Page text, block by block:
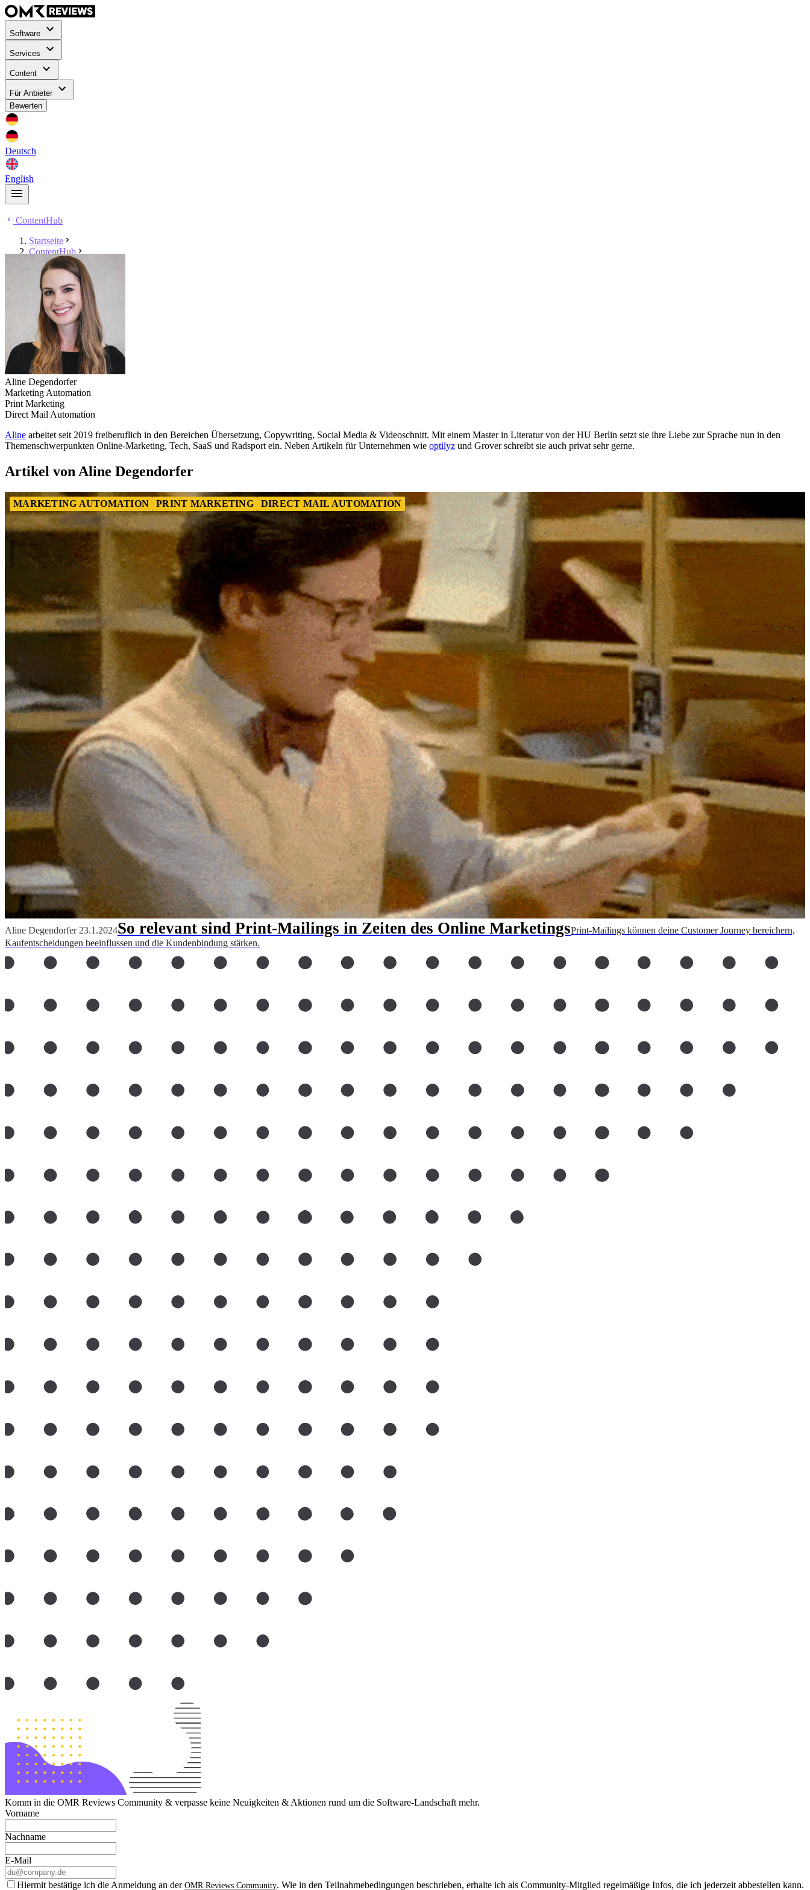
Software
Services
Content
Für Anbieter
Bewerten
Deutsch
English
ContentHub
Startseite
ContentHub
Aline Degendorfer
Aline Degendorfer
Marketing Automation
Print Marketing
Direct Mail Automation
Aline arbeitet seit 2019 freiberuflich in den Bereichen Übersetzung, Copywriting, Social Media & Videoschnitt. Mit einem Master in Literatur von der HU Berlin setzt sie ihre Liebe zur Sprache nun in den
Themenschwerpunkten Online-Marketing, Tech, SaaS und Radsport ein. Neben Artikeln für Unternehmen wie optilyz und Grover schreibt sie auch privat sehr gerne.
Artikel von Aline Degendorfer
MARKETING AUTOMATION PRINT MARKETING DIRECT MAIL AUTOMATION
Aline Degendorfer 23.1.2024So relevant sind Print-Mailings in Zeiten des Online MarketingsPrint-Mailings können deine Customer Journey bereichern,
Kaufentscheidungen beeinflussen und die Kundenbindung stärken.
Komm in die OMR Reviews Community & verpasse keine Neuigkeiten & Aktionen rund um die Software-Landschaft mehr.
Vorname
Nachname
E-Mail
Hiermit bestätige ich die Anmeldung an der OMR Reviews Community. Wie in den Teilnahmebedingungen beschrieben, erhalte ich als Community-Mitglied regelmäßige Infos, die ich jederzeit abbestellen kann.